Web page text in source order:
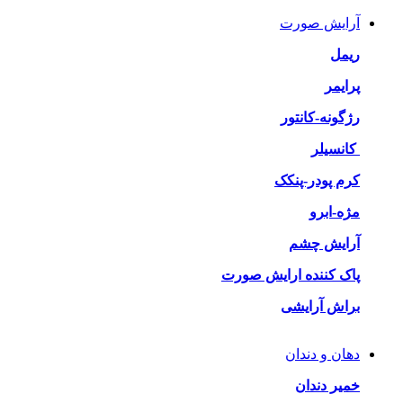
آرایش صورت
ریمل
پرایمر
رژگونه-کانتور
کانسیلر
کرم پودر-پنکک
مژه-ابرو
آرایش چشم
پاک کننده ارایش صورت
براش آرایشی
دهان و دندان
خمیر دندان